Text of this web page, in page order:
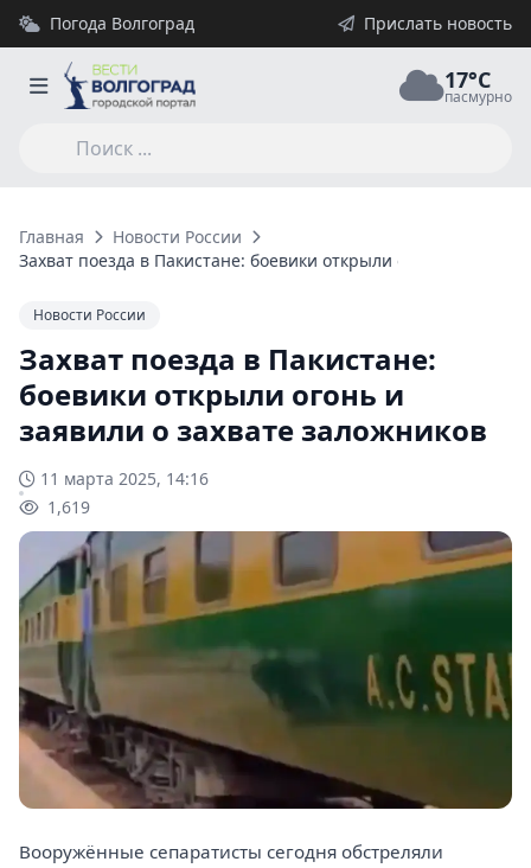
Погода Волгоград Прислать новость
17°C
пасмурно
Главная
Новости России
Захват поезда в Пакистане: боевики открыли огонь и
Новости России
Захват поезда в Пакистане:
боевики открыли огонь и
заявили о захвате заложников
11 марта 2025, 14:16
1,619
Вооружённые сепаратисты сегодня обстреляли